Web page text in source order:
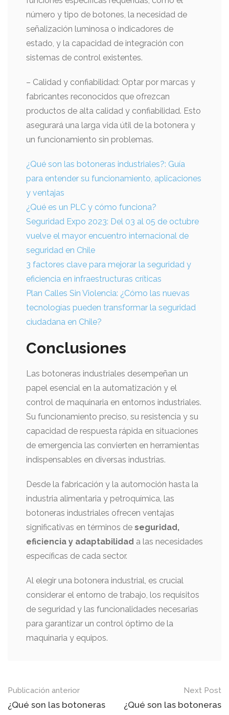
número y tipo de botones, la necesidad de
señalización luminosa o indicadores de
estado, y la capacidad de integración con
sistemas de control existentes.
– Calidad y confiabilidad: Optar por marcas y
fabricantes reconocidos que ofrezcan
productos de alta calidad y confiabilidad. Esto
asegurará una larga vida útil de la botonera y
un funcionamiento sin problemas.
¿Qué son las botoneras industriales?: Guía
para entender su funcionamiento, aplicaciones
y ventajas
¿Qué es un PLC y cómo funciona?
Seguridad Expo 2023: Del 03 al 05 de octubre
vuelve el mayor encuentro internacional de
seguridad en Chile
3 factores clave para mejorar la seguridad y
eficiencia en infraestructuras críticas
Plan Calles Sin Violencia: ¿Cómo las nuevas
tecnologías pueden transformar la seguridad
ciudadana en Chile?
Conclusiones
Las botoneras industriales desempeñan un
papel esencial en la automatización y el
control de maquinaria en entornos industriales.
Su funcionamiento preciso, su resistencia y su
capacidad de respuesta rápida en situaciones
de emergencia las convierten en herramientas
indispensables en diversas industrias.
Desde la fabricación y la automoción hasta la
industria alimentaria y petroquímica, las
botoneras industriales ofrecen ventajas
significativas en términos de seguridad,
eficiencia y adaptabilidad a las necesidades
específicas de cada sector.
Al elegir una botonera industrial, es crucial
considerar el entorno de trabajo, los requisitos
de seguridad y las funcionalidades necesarias
para garantizar un control óptimo de la
maquinaria y equipos.
Mensaje
de
Publicación anterior
¿Qué son las botoneras
Next Post
¿Qué son las botoneras